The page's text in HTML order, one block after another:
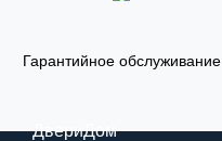
Гарантийное обслуживание
ДвериДом